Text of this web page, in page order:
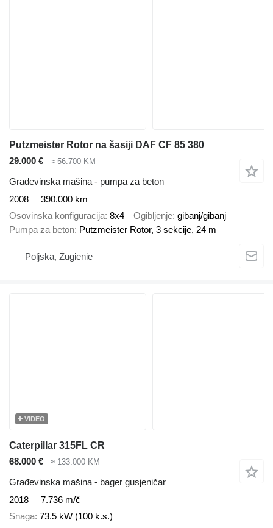
Putzmeister Rotor na šasiji DAF CF 85 380
29.000 €
≈ 56.700 KM
Građevinska mašina - pumpa za beton
2008
390.000 km
Osovinska konfiguracija 8x4 Ogibljenje gibanj/gibanj
Pumpa za beton Putzmeister Rotor, 3 sekcije, 24 m
Poljska, Żugienie
VIDEO
Caterpillar 315FL CR
68.000 €
≈ 133.000 KM
Građevinska mašina - bager gusjeničar
2018
7.736 m/č
Snaga 73.5 kW (100 k.s.)